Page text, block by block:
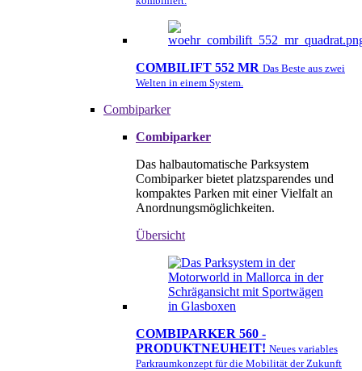
COMBILIFT 552 MR Das Beste aus zwei
Welten in einem System.
Combiparker
Combiparker
Das halbautomatische Parksystem
Combiparker bietet platzsparendes und
kompaktes Parken mit einer Vielfalt an
Anordnungsmöglichkeiten.
Übersicht
COMBIPARKER 560 -
PRODUKTNEUHEIT! Neues variables
Parkraumkonzept für die Mobilität der Zukunft